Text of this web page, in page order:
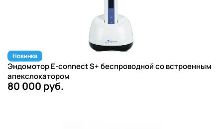
Новинка
Эндомотор E-connect S+ беспроводной со встроенным
апекслокатором
80 000 руб.